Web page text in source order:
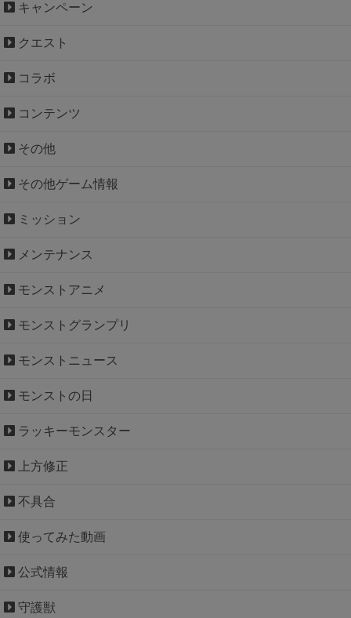
キャンペーン
クエスト
コラボ
コンテンツ
その他
その他ゲーム情報
ミッション
メンテナンス
モンストアニメ
モンストグランプリ
モンストニュース
モンストの日
ラッキーモンスター
上方修正
不具合
使ってみた動画
公式情報
守護獣